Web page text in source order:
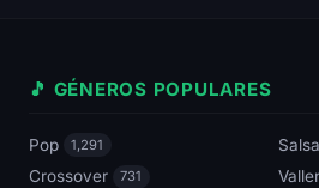
🎵 GÉNEROS POPULARES
Pop 1,291 Salsa
Crossover 731